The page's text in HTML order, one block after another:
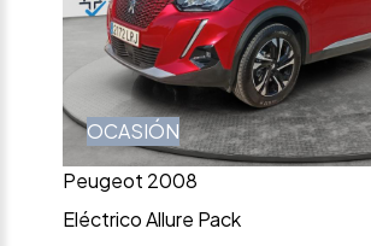
OCASIÓN
Peugeot 2008
Eléctrico Allure Pack